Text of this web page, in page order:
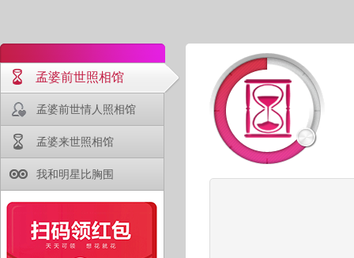
孟婆前世照相馆
孟婆前世情人照相馆
孟婆来世照相馆
我和明星比胸围